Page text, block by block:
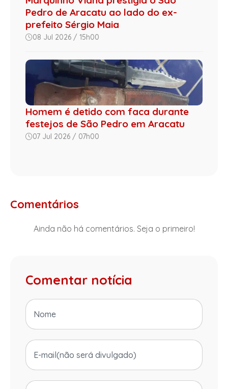
Pedro de Aracatu ao lado do ex-
prefeito Sérgio Maia
08 Jul 2026 / 15h00
Homem é detido com faca durante
festejos de São Pedro em Aracatu
07 Jul 2026 / 07h00
Comentários
Ainda não há comentários. Seja o primeiro!
Comentar notícia